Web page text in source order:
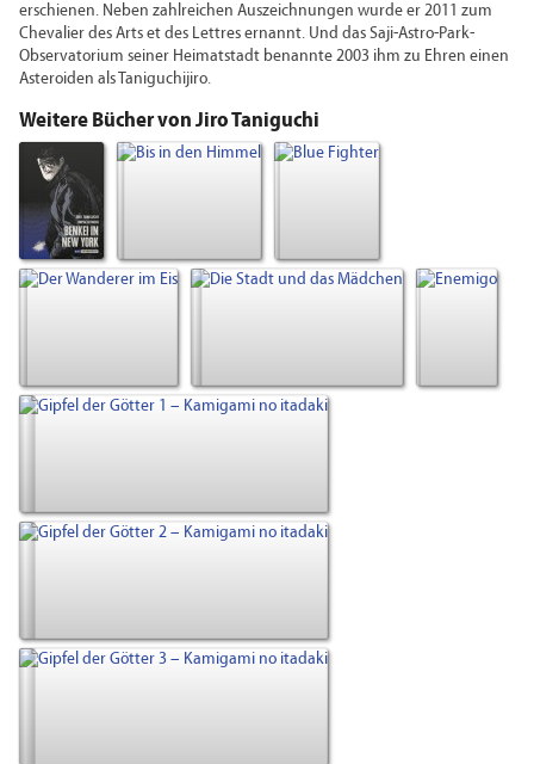
erschienen. Neben zahlreichen Auszeichnungen wurde er 2011 zum
Chevalier des Arts et des Lettres ernannt. Und das Saji-Astro-Park-
Observatorium seiner Heimatstadt benannte 2003 ihm zu Ehren einen
Asteroiden als Taniguchijiro.
Weitere Bücher von Jiro Taniguchi